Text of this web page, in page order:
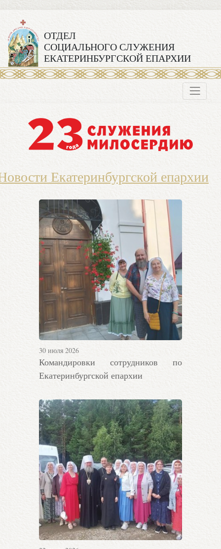
ОТДЕЛ
СОЦИАЛЬНОГО СЛУЖЕНИЯ
ЕКАТЕРИНБУРГСКОЙ ЕПАРХИИ
Екатеринбургской епархии
30 июля 2026
Командировки сотрудников по
Екатеринбургской епархии